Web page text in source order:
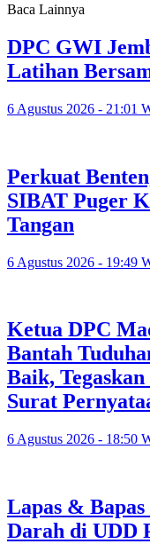
Baca Lainnya
DPC GWI
Latihan
6 Agustus 2026 - 21:01
Perkuat
SIBAT Puger
Tangan
6 Agustus 2026 - 19:49
Ketua DPC
Bantah
Baik,
Surat
6 Agustus 2026 - 18:50
Lapas &
Darah di UDD